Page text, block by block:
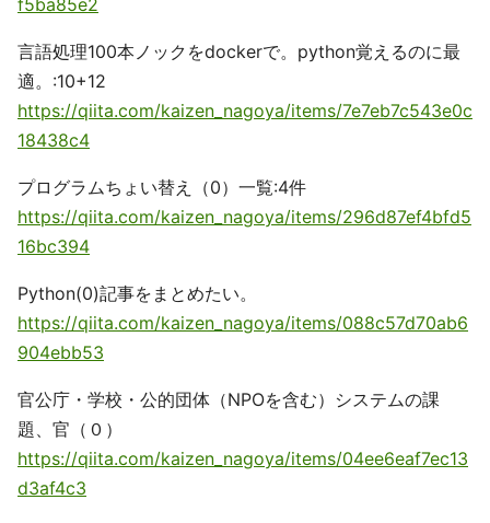
f5ba85e2
言語処理100本ノックをdockerで。python覚えるのに最
適。:10+12
https://qiita.com/kaizen_nagoya/items/7e7eb7c543e0c
18438c4
プログラムちょい替え（0）一覧:4件
https://qiita.com/kaizen_nagoya/items/296d87ef4bfd5
16bc394
Python(0)記事をまとめたい。
https://qiita.com/kaizen_nagoya/items/088c57d70ab6
904ebb53
官公庁・学校・公的団体（NPOを含む）システムの課
題、官（０）
https://qiita.com/kaizen_nagoya/items/04ee6eaf7ec13
d3af4c3